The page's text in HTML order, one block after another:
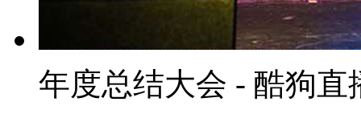
年度总结大会 - 酷狗直